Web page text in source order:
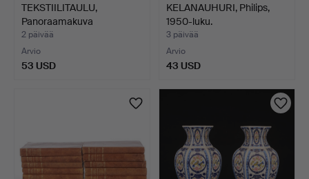
TEKSTIILITAULU,
Panoraamakuva
Tukholmasta,…
2 päivää
Arvio
53 USD
KELANAUHURI, Philips,
1950-luku.
3 päivää
Arvio
43 USD